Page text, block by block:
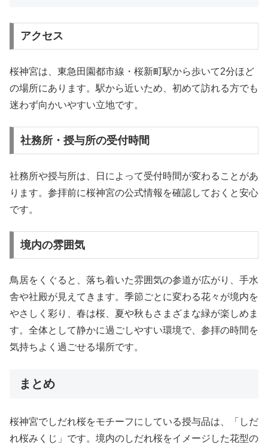
アクセス
桜神宮は、東急田園都市線・桜新町駅から歩いて2分ほど
の場所にあります。駅から近いため、初めて訪れる方でも
迷わず向かいやすい立地です。
社務所・授与所の受付時間
社務所や授与所は、日によって受付時間が変わることがあ
ります。参拝前に桜神宮の公式情報を確認しておくと安心
です。
境内の雰囲気
鳥居をくぐると、落ち着いた雰囲気の参道が広がり、手水
舎や社殿が見えてきます。季節ごとに変わる花々が境内を
やさしく彩り、春は桜、夏や秋もさまざまな緑が楽しめま
す。全体として静かに過ごしやすい環境で、参拝の時間を
気持ちよく過ごせる場所です。
まとめ
桜神宮でしだれ桜をモチーフにしている授与品は、「しだ
れ桜みくじ」です。境内のしだれ桜をイメージした花型の